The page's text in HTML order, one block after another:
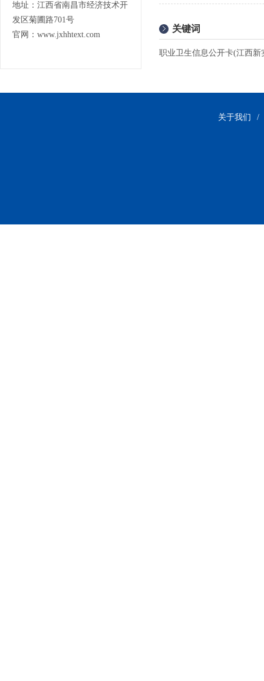
地址：江西省南昌市经济技术开
发区菊圃路701号
官网：www.jxhhtext.com
关键词
职业卫生信息公开卡(江西
关于我们 /